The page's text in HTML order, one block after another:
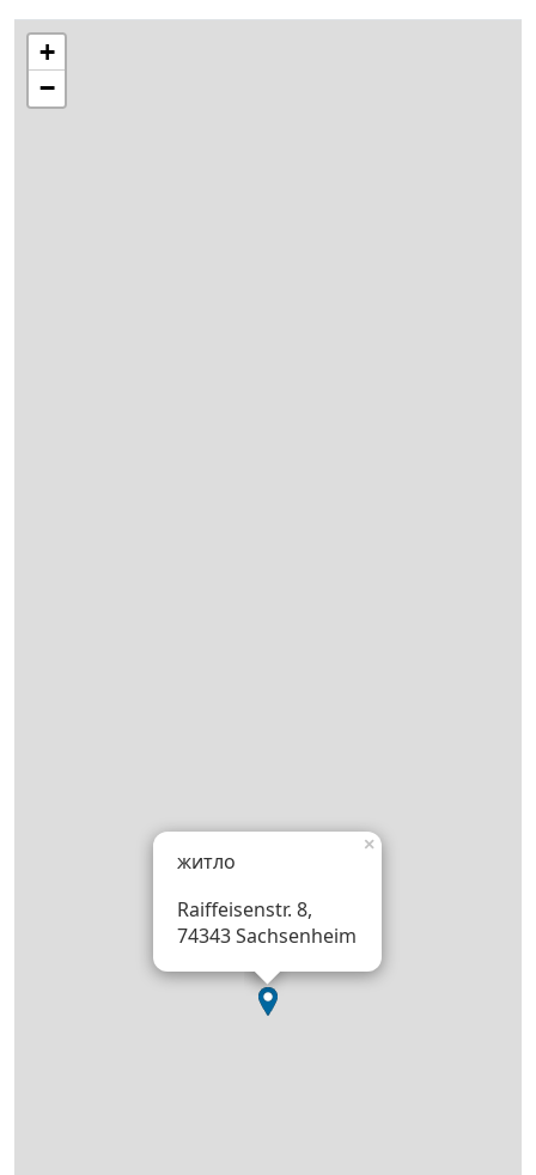
житло
Raiffeisenstr. 8,
74343 Sachsenheim
×
+
−